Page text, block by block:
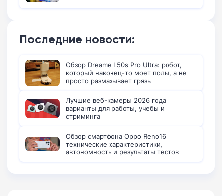
Последние новости:
Обзор Dreame L50s Pro Ultra: робот,
который наконец-то моет полы, а не
просто размазывает грязь
Лучшие веб-камеры 2026 года:
варианты для работы, учебы и
стриминга
Обзор смартфона Oppo Reno16:
технические характеристики,
автономность и результаты тестов